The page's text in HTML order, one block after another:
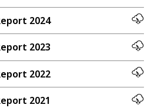
2024
2023
2022
2021